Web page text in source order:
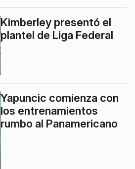
Kimberley presentó el
plantel de Liga Federal
Yapuncic comienza con
los entrenamientos
rumbo al Panamericano